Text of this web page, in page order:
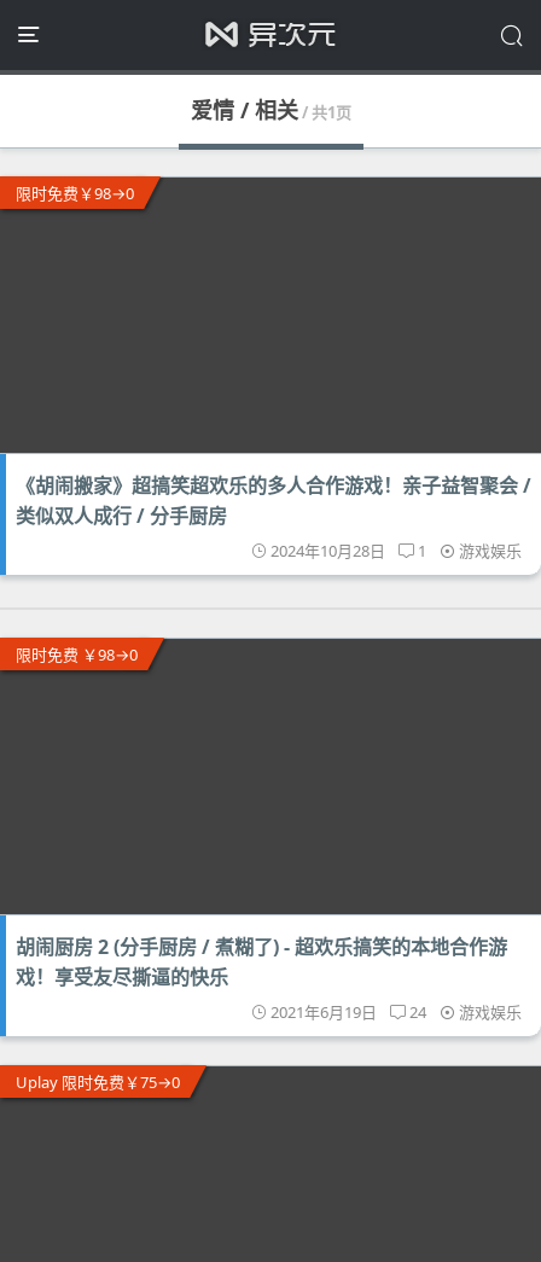
爱情 / 相关/ 共1页
限时免费￥98→0
《胡闹搬家》超搞笑超欢乐的多人合作游戏！亲子益智聚会 /
类似双人成行 / 分手厨房
2024年10月28日 1 游戏娱乐
限时免费 ￥98→0
胡闹厨房 2 (分手厨房 / 煮糊了) - 超欢乐搞笑的本地合作游
戏！享受友尽撕逼的快乐
2021年6月19日 24 游戏娱乐
Uplay 限时免费￥75→0